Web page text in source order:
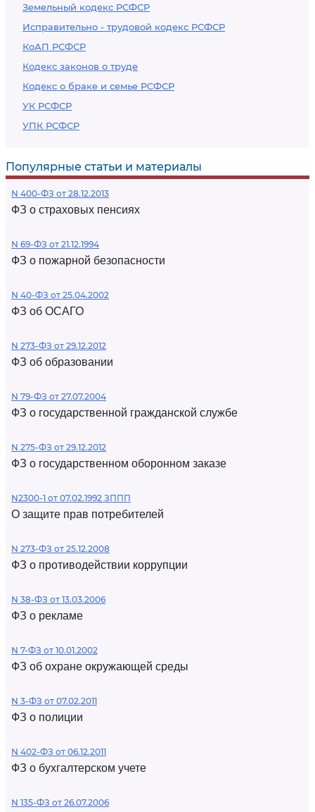
Земельный кодекс РСФСР
Исправительно - трудовой кодекс РСФСР
КоАП РСФСР
Кодекс законов о труде
Кодекс о браке и семье РСФСР
УК РСФСР
УПК РСФСР
Популярные статьи и материалы
N 400-ФЗ от 28.12.2013
ФЗ о страховых пенсиях
N 69-ФЗ от 21.12.1994
ФЗ о пожарной безопасности
N 40-ФЗ от 25.04.2002
ФЗ об ОСАГО
N 273-ФЗ от 29.12.2012
ФЗ об образовании
N 79-ФЗ от 27.07.2004
ФЗ о государственной гражданской службе
N 275-ФЗ от 29.12.2012
ФЗ о государственном оборонном заказе
N2300-1 от 07.02.1992 ЗППП
О защите прав потребителей
N 273-ФЗ от 25.12.2008
ФЗ о противодействии коррупции
N 38-ФЗ от 13.03.2006
ФЗ о рекламе
N 7-ФЗ от 10.01.2002
ФЗ об охране окружающей среды
N 3-ФЗ от 07.02.2011
ФЗ о полиции
N 402-ФЗ от 06.12.2011
ФЗ о бухгалтерском учете
N 135-ФЗ от 26.07.2006